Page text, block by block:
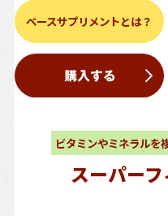
ベースサプリメントとは？
ビタミンやミネラルを
スーパー